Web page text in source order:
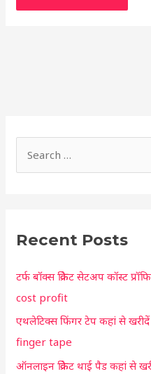
c
f
o
r
:
Recent Posts
टर्फ बॉक्स क्रिकेट सेटअप कॉस्ट
cost profit
एथलेटिक्स फिंगर टेप कहां से
finger tape
ऑनलाइन क्रिकेट थाई पैड कहां से
t
f
o
r